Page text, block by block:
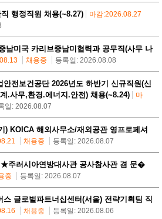
행정직원 채용(~8.27)
마감:2026.08.27
남미국 카리브중남미협력과 공무직(사무 나
채용중 등록일: 2026.08.08
안전보건공단 2026년도 하반기 신규직원(신
.사무,환경.에너지.안전) 채용(~8.24)
마
일: 2026.08.07
) KOICA 해외사무소/재외공관 영프로페셔
채용중 등록일: 2026.08.07
★주러시아연방대사관 공사참사관 겸 문�
중 등록일: 2026.08.07
스 글로벌파트너십센터(서울) 전략기획팀 직
채용중 등록일: 2026.08.06